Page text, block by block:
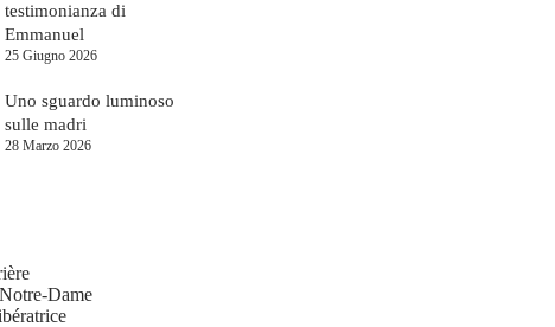
testimonianza di
Emmanuel
25 Giugno 2026
Uno sguardo luminoso
sulle madri
28 Marzo 2026
Dame